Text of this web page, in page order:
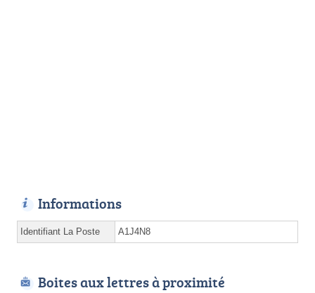
Informations
Identifiant La Poste A1J4N8
Boites aux lettres à proximité